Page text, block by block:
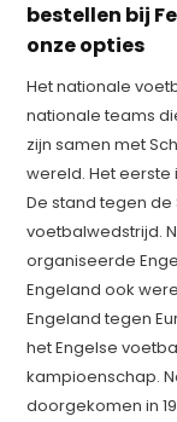
bestellen bij
onze opties
Het nationale
nationale teams
zijn samen met
wereld. Het eerste
De stand tegen
voetbalwedstrijd.
organiseerde
Engeland ook
Engeland tegen
het Engelse
kampioenschap.
doorgekomen in